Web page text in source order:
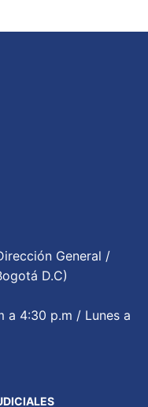
General /
D.C)
a 4:30 p.m / Lunes a